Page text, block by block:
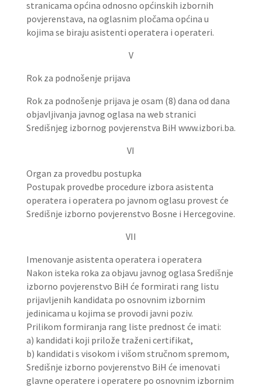
stranicama općina odnosno općinskih izbornih
povjerenstava, na oglasnim pločama općina u
kojima se biraju asistenti operatera i operateri.
V
Rok za podnošenje prijava
Rok za podnošenje prijava je osam (8) dana od dana
objavljivanja javnog oglasa na web stranici
Središnjeg izbornog povjerenstva BiH www.izbori.ba.
VI
Organ za provedbu postupka
Postupak provedbe procedure izbora asistenta
operatera i operatera po javnom oglasu provest će
Središnje izborno povjerenstvo Bosne i Hercegovine.
VII
Imenovanje asistenta operatera i operatera
Nakon isteka roka za objavu javnog oglasa Središnje
izborno povjerenstvo BiH će formirati rang listu
prijavljenih kandidata po osnovnim izbornim
jedinicama u kojima se provodi javni poziv.
Prilikom formiranja rang liste prednost će imati:
a) kandidati koji prilože traženi certifikat,
b) kandidati s visokom i višom stručnom spremom,
Središnje izborno povjerenstvo BiH će imenovati
glavne operatere i operatere po osnovnim izbornim